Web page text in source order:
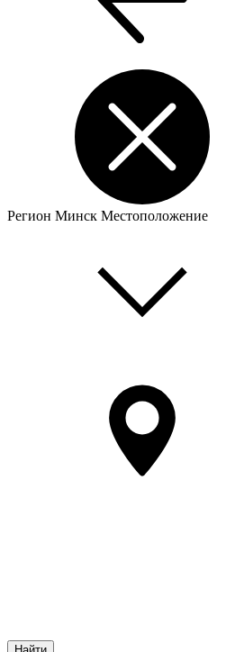
Регион Минск Местоположение